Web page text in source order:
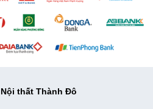
thất Thành Đô